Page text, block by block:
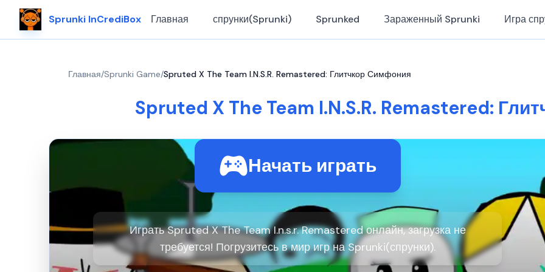
Sprunki InCrediBox Главная спрунки(Sprunki) Sprunked Зараженный Sprunki Игра
Главная/Sprunki Game/Spruted X The Team I.N.S.R. Remastered: Глитчкор Симфония
Spruted X The Team I.N.S.R. Remastered:
Начать играть
Играть Spruted X The Team I.n.s.r. Remastered онлайн, загрузка не
требуется! Погрузитесь в мир игр на Sprunki(спрунки).